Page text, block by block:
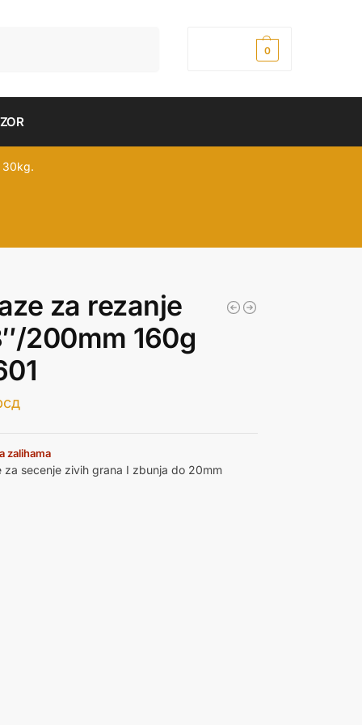
0
30kg.
za rezanje
200mm 160g
zalihama
za secenje zivih grana I zbunja do 20mm